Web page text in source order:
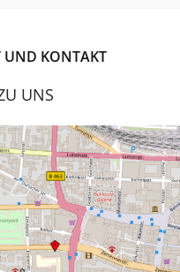
UND KONTAKT
UNS